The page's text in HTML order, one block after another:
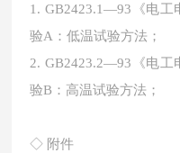
1. GB2423.1—93《电工
验A：低温试验方法；
2. GB2423.2—93《电工
验B：高温试验方法；
◇ 附件